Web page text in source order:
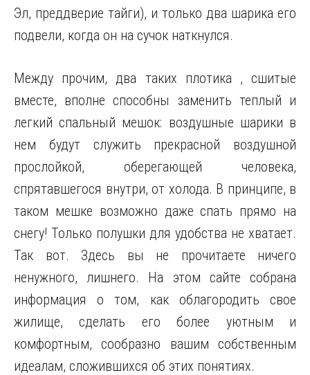
Эл, преддверие тайги), и только два шарика его
подвели, когда он на сучок наткнулся.
Между прочим, два таких плотика , сшитые
вместе, вполне способны заменить теплый и
легкий спальный мешок: воздушные шарики в
нем будут служить прекрасной воздушной
прослойкой, оберегающей человека,
спрятавшегося внутри, от холода. В принципе, в
таком мешке возможно даже спать прямо на
снегу! Только полушки для удобства не хватает.
Так вот. Здесь вы не прочитаете ничего
ненужного, лишнего. На этом сайте собрана
информация о том, как облагородить свое
жилище, сделать его более уютным и
комфортным, сообразно вашим собственным
идеалам, сложившихся об этих понятиях.